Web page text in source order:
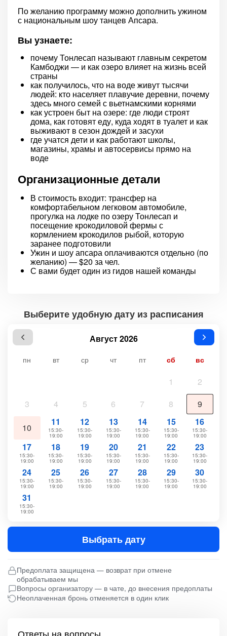
По желанию программу можно дополнить ужином
с национальным шоу танцев Апсара.
Вы узнаете:
почему Тонлесап называют главным секретом
Камбоджи — и как озеро влияет на жизнь всей
страны
как получилось, что на воде живут тысячи
людей: кто населяет плавучие деревни, почему
здесь много семей с вьетнамскими корнями
как устроен быт на озере: где люди строят
дома, как готовят еду, куда ходят в туалет и как
выживают в сезон дождей и засухи
где учатся дети и как работают школы,
магазины, храмы и автосервисы прямо на
воде
Организационные детали
В стоимость входит: трансфер на
комфортабельном легковом автомобиле,
прогулка на лодке по озеру Тонлесап и
посещение крокодиловой фермы с
кормлением крокодилов рыбой, которую
заранее подготовили
Ужин и шоу апсара оплачиваются отдельно (по
желанию) — $20 за чел.
С вами будет один из гидов нашей команды
Выберите удобную дату из расписания
Август 2026
пн вт ср чт пт сб вс
1
2
3
4 5 6 7 8 9
10
11
15:30-
19:00
12
15:30-
19:00
13
15:30-
19:00
14
15:30-
19:00
15
15:30-
19:00
16
15:30-
19:00
17
15:30-
19:00
18
15:30-
19:00
19
15:30-
19:00
20
15:30-
19:00
21
15:30-
19:00
22
15:30-
19:00
23
15:30-
19:00
24
15:30-
19:00
25
15:30-
19:00
26
15:30-
19:00
27
15:30-
19:00
28
15:30-
19:00
29
15:30-
19:00
30
15:30-
19:00
31
15:30-
19:00
Выбрать дату
Предоплата защищена — возврат при отмене
обрабатываем мы
Вопросы организатору — в чате, до внесения предоплаты
Неоплаченная бронь отменяется в один клик